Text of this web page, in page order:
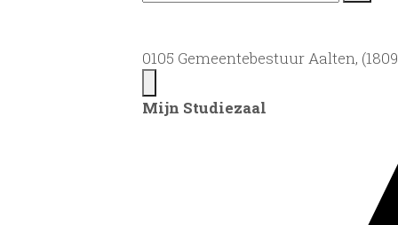
0105 Gemeentebestuur Aalten,
Mijn Studiezaal